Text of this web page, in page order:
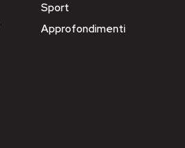
Sport
Approfondimenti